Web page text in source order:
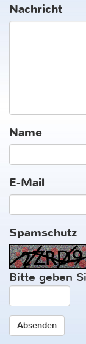
Nachricht
Name
E-Mail
Spamschutz
Bitte geben